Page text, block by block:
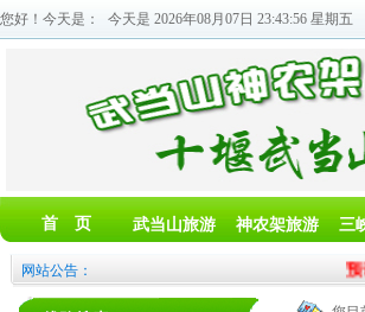
您好！今天是： 今天是 2026年08月07日 23:43:57 星期五
首 页 武当山旅游 神农架旅游 三
网站公告：